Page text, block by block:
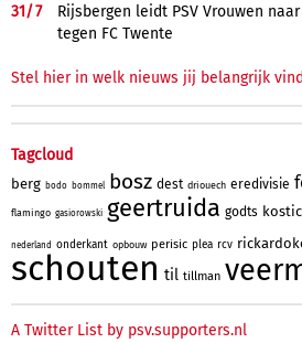
31/7
Rijsbergen leidt PSV Vrouwen
tegen FC Twente
Stel hier in welk nieuws jij belangrijk
Tagcloud
berg bodo bommel bosz dest driouech eredivisie
flamingo gasiorowski geertruida godts kostic
nederland onderkant opbouw perisic plea rcv
schouten til tillman
A Twitter List by psv.supporters.nl